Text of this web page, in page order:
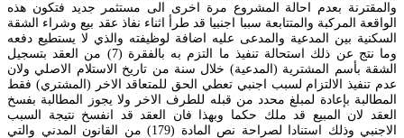
والمقترنة بعدم احالة المشروع مرة اخرى الى مستثمر جديد فتكون هذه
الواقعة المركبة والمتتابعة سببا اجنبيا قد طرأ اثناء نفاذ عقد بيع وشراء الشقة
السكنية بين المدعية والمدعى عليه اضافة لوظيفته والذي لا يستطيع دفعه
وما نتج عن ذلك استحالة تنفيذ ما التزم به بالفقرة (7) من العقد بتسجيل
الشقة بأسم المشترية (المدعية) خلال سنة من تاريخ الاستلام الاصلي ولان
عدم تنفيذ الالتزام لسبب اجنبي تعطي الحق للمتعاقد الاخر (المشتري) فقط
المطالبة بإعادة لمبلغ محدد من قبله للطرف الاخر ولا يجوز المطالبة بفسخ
العقد لان المبيع قد ملك حكما وبهذا فان العقد قد انفسخ نتيجة السبب
الاجنبي وذلك استنادا لصراحة نص المادة (179) من القانون المدني والتي